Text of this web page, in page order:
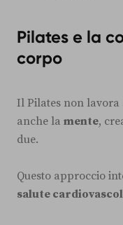
Pilates e la
corpo
Il Pilates non lavora
anche la mente,
due.
Questo approccio
salute